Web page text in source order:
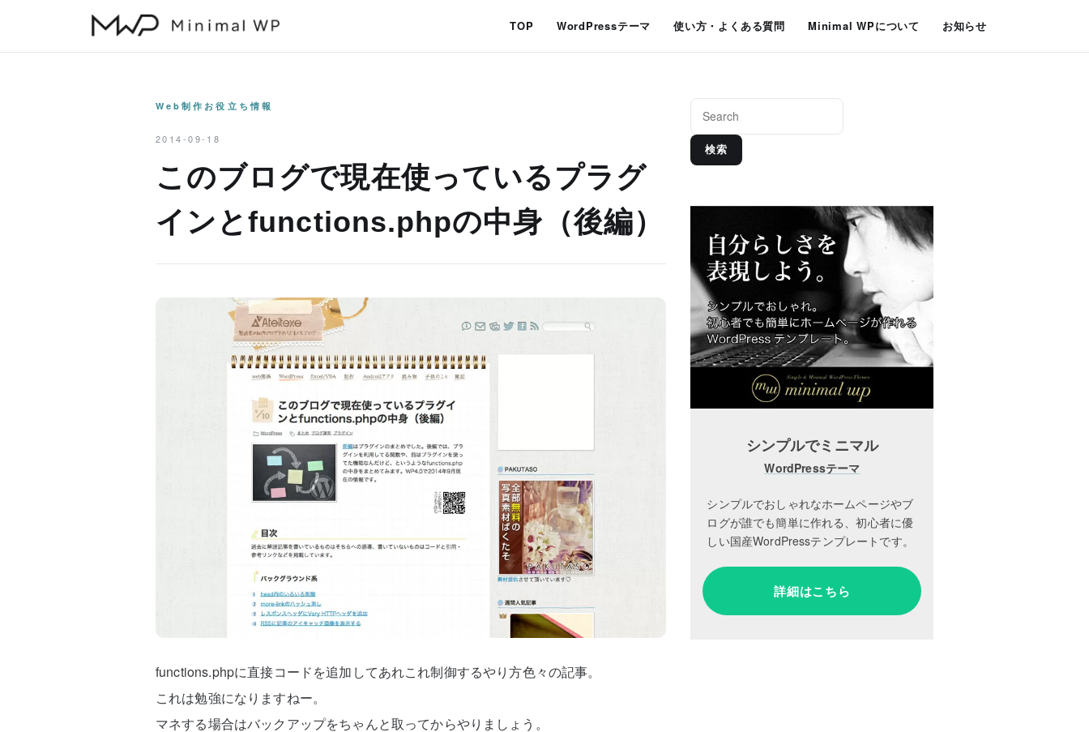
TOP WordPressテーマ 使い方・よくある質問 Minimal WPについて お知らせ
Web制作お役立ち情報
2014-09-18
このブログで現在使っているプラグ
インとfunctions.phpの中身（後編）
functions.phpに直接コードを追加してあれこれ制御するやり方色々の記事。
これは勉強になりますねー。
マネする場合はバックアップをちゃんと取ってからやりましょう。
検索
シンプルでミニマル
WordPressテーマ
シンプルでおしゃれなホームページやブ
ログが誰でも簡単に作れる、初心者に優
しい国産WordPressテンプレートです。
詳細はこちら